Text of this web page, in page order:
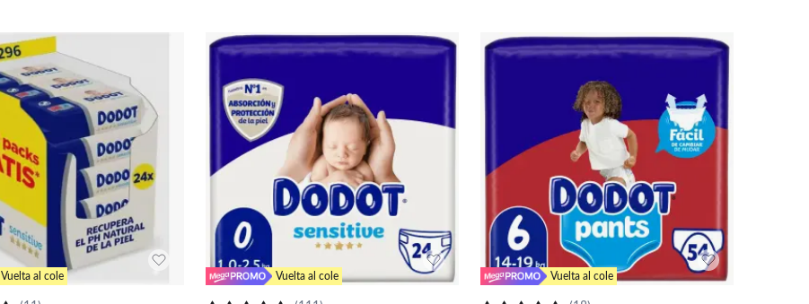
Vuelta al cole Vuelta al cole Vuelta al cole